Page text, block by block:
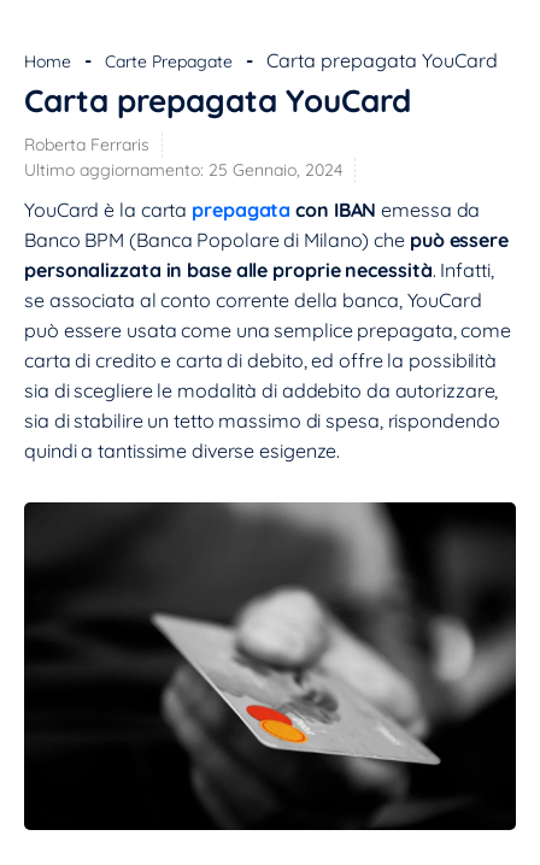
Tipo:
Circuito:mastercard
Funzionalità contactless:
Costo attivazione:10
ULTERIORI INFORMAZIONI
Home - Carte Prepagate - Carta prepagata YouCard
Carta prepagata YouCard
Roberta Ferraris
Ultimo aggiornamento: 25 Gennaio, 2024
YouCard è la carta prepagata con IBAN emessa da
Banco BPM (Banca Popolare di Milano) che può essere
personalizzata in base alle proprie necessità. Infatti,
se associata al conto corrente della banca, YouCard
può essere usata come una semplice prepagata, come
carta di credito e carta di debito, ed offre la possibilità
sia di scegliere le modalità di addebito da autorizzare,
sia di stabilire un tetto massimo di spesa, rispondendo
quindi a tantissime diverse esigenze.